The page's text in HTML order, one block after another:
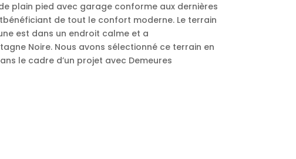
plain pied avec garage conforme aux dernières
de tout le confort moderne. Le terrain
est dans un endroit calme et a
Noire. Nous avons sélectionné ce terrain en
le cadre d’un projet avec Demeures